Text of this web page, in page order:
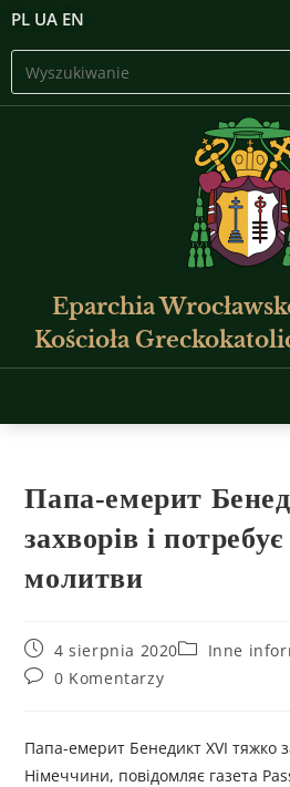
PL UA EN
Eparchia
Kościoła
Папа-емерит
захворів і
молитви
4 sierpnia 2020
Inne
0 Komentarzy
Папа-емерит Бенедикт XVI тяжко
Німеччини, повідомляє газета